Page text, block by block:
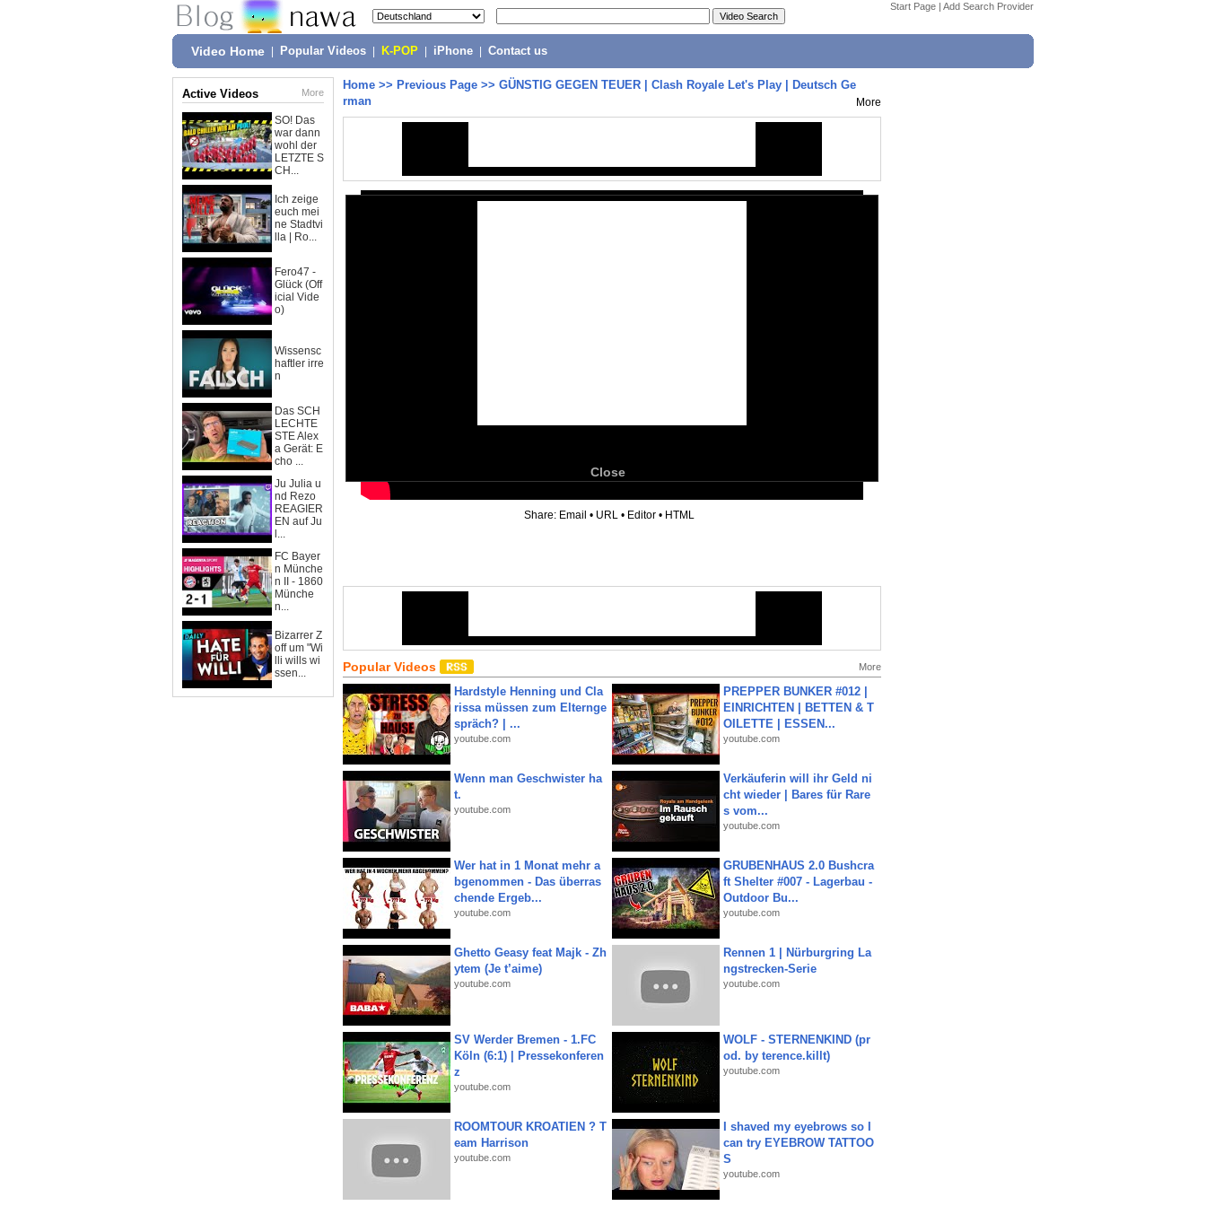
Start Page | Add Search Provider
Video Home Popular Videos K-POP iPhone Contact us
Active Videos More
SO! Das
war dann
wohl der
LETZTE S
CH...
Ich zeige
euch mei
ne Stadtvi
lla | Ro...
Fero47 -
Glück (Off
icial Vide
o)
Wissensc
haftler irre
n
Das SCH
LECHTE
STE Alex
a Gerät: E
cho ...
Ju Julia u
nd Rezo
REAGIER
EN auf Ju
l...
FC Bayer
n Münche
n II - 1860
Münche
n...
Bizarrer Z
off um "Wi
lli wills wi
ssen...
Home >> Previous Page >> GÜNSTIG GEGEN TEUER | Clash Royale Let's Play | Deutsch Ge
rman
More
Close
Share: Email • URL • Editor • HTML
Popular Videos More
Hardstyle Henning und Cla
rissa müssen zum Elternge
spräch? | ...
youtube.com
PREPPER BUNKER #012 |
EINRICHTEN | BETTEN & T
OILETTE | ESSEN...
youtube.com
Wenn man Geschwister ha
t.
youtube.com
Verkäuferin will ihr Geld ni
cht wieder | Bares für Rare
s vom...
youtube.com
Wer hat in 1 Monat mehr a
bgenommen - Das überras
chende Ergeb...
youtube.com
GRUBENHAUS 2.0 Bushcra
ft Shelter #007 - Lagerbau -
Outdoor Bu...
youtube.com
Ghetto Geasy feat Majk - Zh
ytem (Je t’aime)
youtube.com
Rennen 1 | Nürburgring La
ngstrecken-Serie
youtube.com
SV Werder Bremen - 1.FC
Köln (6:1) | Pressekonferen
z
youtube.com
WOLF - STERNENKIND (pr
od. by terence.killt)
youtube.com
ROOMTOUR KROATIEN ? T
eam Harrison
youtube.com
I shaved my eyebrows so I
can try EYEBROW TATTOO
S
youtube.com